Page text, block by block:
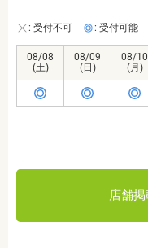
: 受付不可 : 受付可能
08/08
(土)
08/09
(日)
08/10
(月)
店舗